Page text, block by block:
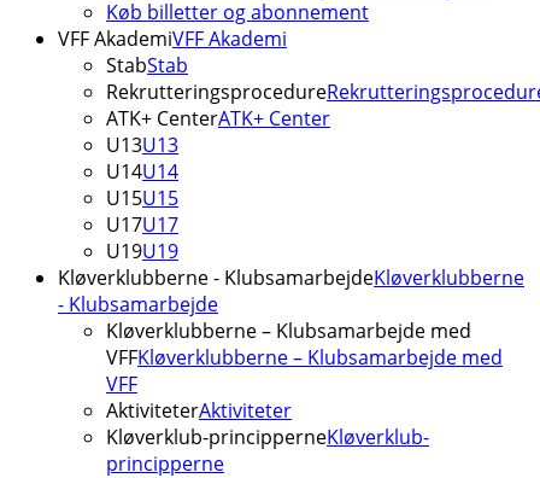
Køb billetter og abonnement
VFF AkademiVFF Akademi
StabStab
Rekrutteringsprocedure
ATK+ CenterATK+ Center
U13U13
U14U14
U15U15
U17U17
U19U19
Kløverklubberne - KlubsamarbejdeKløverklubberne
- Klubsamarbejde
Kløverklubberne – Klubsamarbejde med
VFFKløverklubberne – Klubsamarbejde med
VFF
AktiviteterAktiviteter
Kløverklub-principperneKløverklub-
principperne